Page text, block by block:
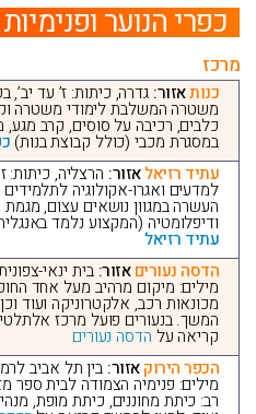
כפרי הנוער
מרכז
כנותאזור: גדרה, כיתות: ז’ עד
משטרה המשלבת לימודי משטרה
במסגרת מכבי (כולל קבוצת בנות)
עתיד רזיאלאזור: הרצליה, כיתות:
למדעים ואגרו-אקולוגיה
העשרה במגוון נושאים עצום,
ודיפלומטיה (המקצוע נלמד
עתיד רזיאל
הדסה נעוריםאזור: בית ינאי-
מילים: מיקום מרהיב מעל אחד
מכונאות רכב, אלקטרוניקה ועוד
המשך. בנעורים פועל מרכז
קריאה על הדסה נעורים
הכפר הירוקאזור: בין תל אביב
מילים: פנימיה הצמודה לבית ספר